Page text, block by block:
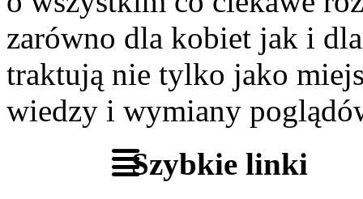
zarówno dla kobiet jak i
traktują nie tylko jako
wiedzy i wymiany
Szybkie linki